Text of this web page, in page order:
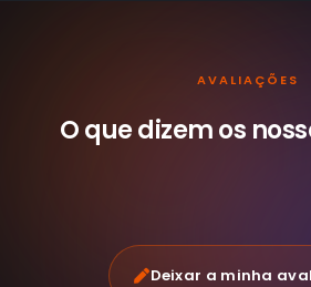
AVALIAÇÕES
O que dizem os
Deixar a minha